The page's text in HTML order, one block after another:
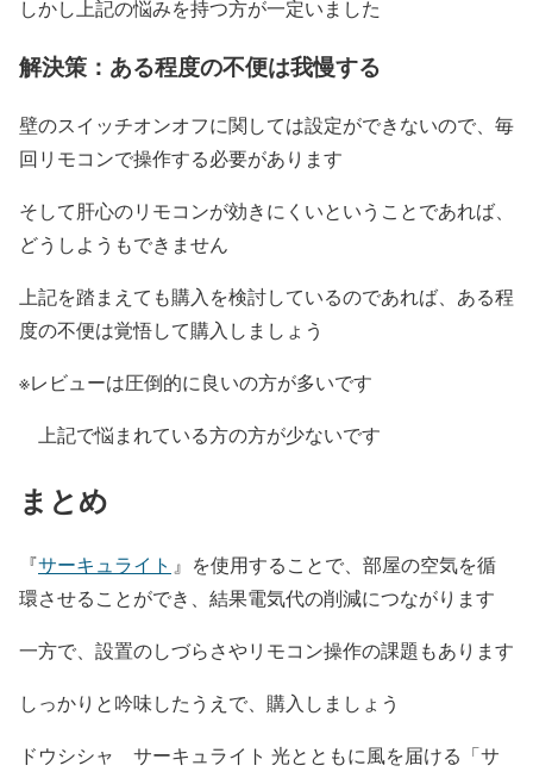
しかし上記の悩みを持つ方が一定いました
解決策：ある程度の不便は我慢する
壁のスイッチオンオフに関しては設定ができないので、毎
回リモコンで操作する必要があります
そして肝心のリモコンが効きにくいということであれば、
どうしようもできません
上記を踏まえても購入を検討しているのであれば、ある程
度の不便は覚悟して購入しましょう
※レビューは圧倒的に良いの方が多いです
上記で悩まれている方の方が少ないです
まとめ
『サーキュライト 』を使用することで、部屋の空気を循
環させることができ、結果電気代の削減につながります
一方で、設置のしづらさやリモコン操作の課題もあります
しっかりと吟味したうえで、購入しましょう
ドウシシャ サーキュライト 光とともに風を届ける「サ